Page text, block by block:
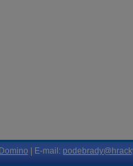
Domino | E-mail: